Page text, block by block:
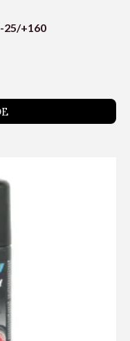
25/+160